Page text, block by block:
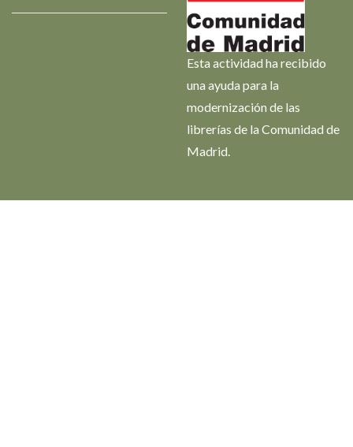
Esta actividad ha recibido
una ayuda para la
modernización de las
librerías de la Comunidad de
Madrid.